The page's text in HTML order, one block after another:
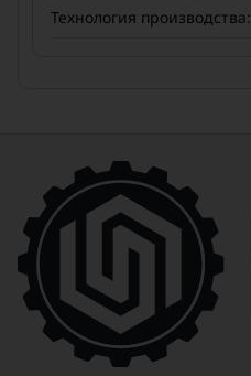
Технология производства: